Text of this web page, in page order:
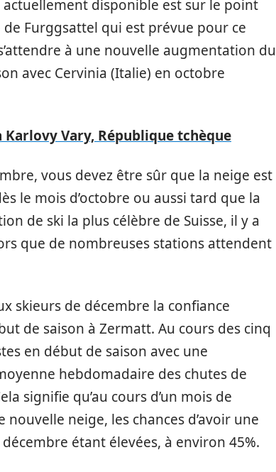
actuellement disponible est sur le point
de Furggsattel qui est prévue pour ce
à une nouvelle augmentation du
avec Cervinia (Italie) en octobre
Karlovy Vary, République tchèque
vous devez être sûr que la neige est
le mois d’octobre ou aussi tard que la
de ski la plus célèbre de Suisse, il y a
que de nombreuses stations attendent
skieurs de décembre la confiance
de saison à Zermatt. Au cours des cinq
en début de saison avec une
hebdomadaire des chutes de
signifie qu’au cours d’un mois de
neige, les chances d’avoir une
étant élevées, à environ 45%.